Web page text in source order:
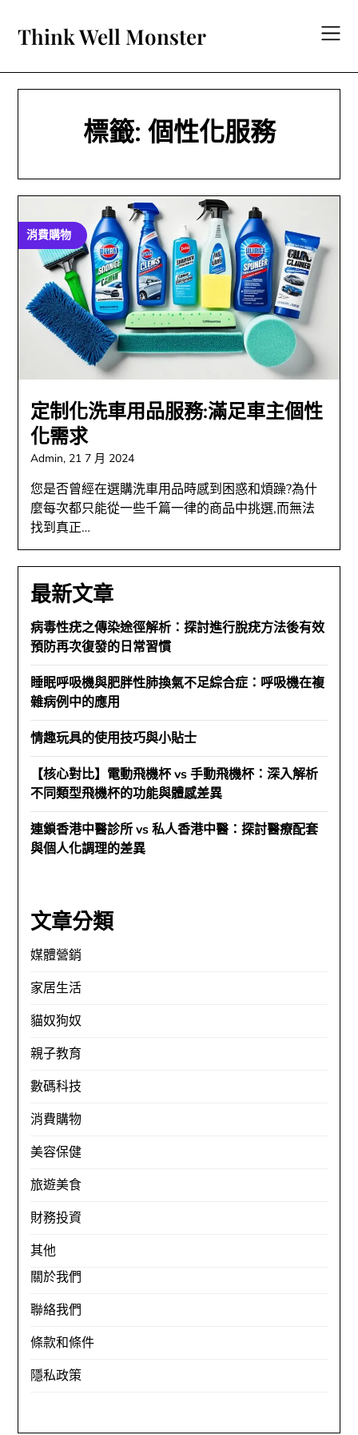
content
Think Well Monster
標籤: 個性化服務
消費購物
定制化洗車用品服務:滿足車主個性
化需求
Admin, 21 7 月 2024
您是否曾經在選購洗車用品時感到困惑和煩躁?為什
麼每次都只能從一些千篇一律的商品中挑選,而無法
找到真正…
最新文章
病毒性疣之傳染途徑解析：探討進行脫疣方法後有效
預防再次復發的日常習慣
睡眠呼吸機與肥胖性肺換氣不足綜合症：呼吸機在複
雜病例中的應用
情趣玩具的使用技巧與小貼士
【核心對比】電動飛機杯 vs 手動飛機杯：深入解析
不同類型飛機杯的功能與體感差異
連鎖香港中醫診所 vs 私人香港中醫：探討醫療配套
與個人化調理的差異
文章分類
媒體營銷
家居生活
貓奴狗奴
親子教育
數碼科技
消費購物
美容保健
旅遊美食
財務投資
其他
關於我們
聯絡我們
條款和條件
隱私政策